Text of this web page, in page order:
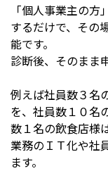
「個人事業主の
するだけで、その
能です。
診断後、そのまま
例えば社員数３名
を、社員数１０名
数１名の飲食店様
業務のＩＴ化や社
ます。